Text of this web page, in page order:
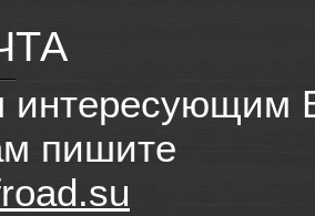
интересующим
пишите